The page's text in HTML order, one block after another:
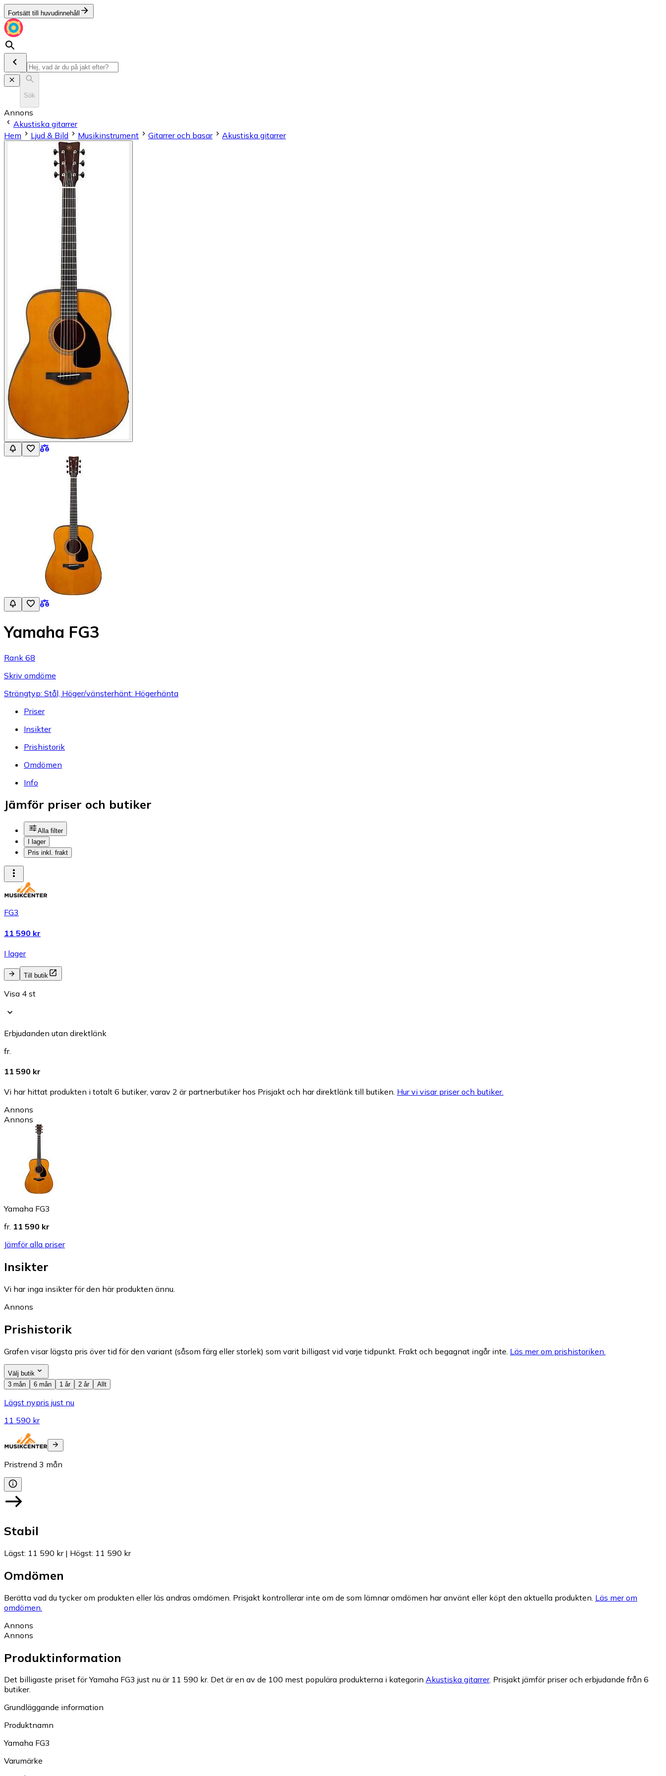
Fortsätt till huvudinnehåll
Sök
Annons
Akustiska gitarrer
Hem
Ljud & Bild Musikinstrument Gitarrer och basar Akustiska gitarrer
Yamaha FG3
Rank 68
Skriv omdöme
Strängtyp: Stål, Höger/vänsterhänt: Högerhänta
Priser
Insikter
Prishistorik
Omdömen
Info
Jämför priser och butiker
Alla filter
I lager
Pris inkl. frakt
FG3
11 590 kr
I lager
Till butik
Visa 4 st
Erbjudanden utan direktlänk
fr.
11 590 kr
Vi har hittat produkten i totalt 6 butiker, varav 2 är partnerbutiker hos Prisjakt och har direktlänk till butiken. Hur vi visar priser och butiker.
Annons
Annons
Yamaha FG3
fr. 11 590 kr
Jämför alla priser
Insikter
Vi har inga insikter för den här produkten ännu.
Annons
Prishistorik
Grafen visar lägsta pris över tid för den variant (såsom färg eller storlek) som varit billigast vid varje tidpunkt. Frakt och begagnat ingår inte. Läs mer om prishistoriken.
Välj butik
3 mån
6 mån 1 år 2 år Allt
Lägst nypris just nu
11 590 kr
Pristrend 3 mån
Stabil
Lägst: 11 590 kr| Högst: 11 590 kr
Omdömen
Berätta vad du tycker om produkten eller läs andras omdömen. Prisjakt kontrollerar inte om de som lämnar omdömen har använt eller köpt den aktuella produkten. Läs mer om
omdömen.
Annons
Annons
Produktinformation
Det billigaste priset för Yamaha FG3 just nu är 11 590 kr. Det är en av de 100 mest populära produkterna i kategorin Akustiska gitarrer. Prisjakt jämför priser och erbjudande från 6
butiker.
Grundläggande information
Produktnamn
Yamaha FG3
Varumärke